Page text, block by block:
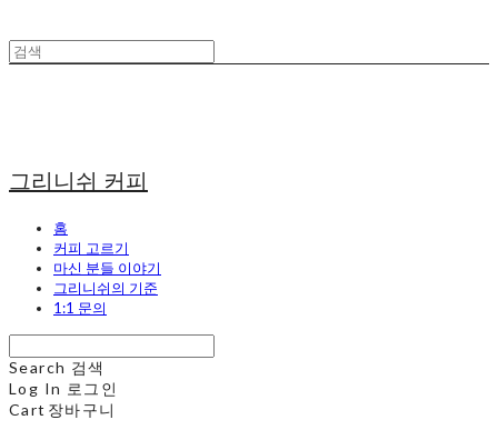
그리니쉬 커피
홈
커피 고르기
마신 분들 이야기
그리니쉬의 기준
1:1 문의
Search 검색
Log In 로그인
Cart 장바구니